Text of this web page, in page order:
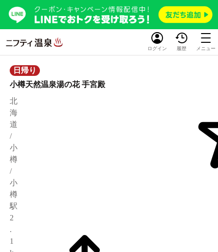
ログイン 履歴 メニュー
日帰り
小樽天然温泉湯の花 手宮殿
北
海
道
/
小
樽
/
小
樽
駅
2
.
1